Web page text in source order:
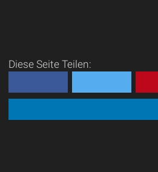
Diese Seite Teilen: